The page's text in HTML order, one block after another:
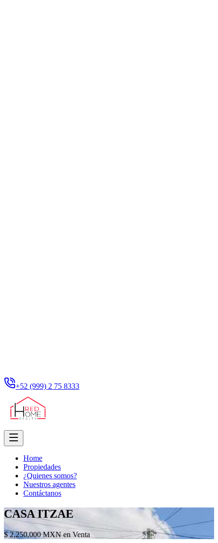
+52 (999) 2 75 8333
Home
Propiedades
¿Quienes somos?
Nuestros agentes
Contáctanos
CASA ITZAE
$ 2,250,000 MXN en Venta